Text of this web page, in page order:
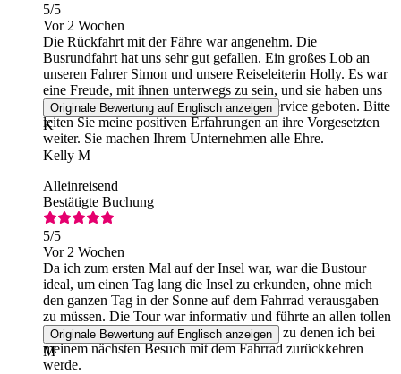
5/5
Vor 2 Wochen
Die Rückfahrt mit der Fähre war angenehm. Die
Busrundfahrt hat uns sehr gut gefallen. Ein großes Lob an
unseren Fahrer Simon und unsere Reiseleiterin Holly. Es war
eine Freude, mit ihnen unterwegs zu sein, und sie haben uns
einen angenehmen und professionellen Service geboten. Bitte
leiten Sie meine positiven Erfahrungen an ihre Vorgesetzten
weiter. Sie machen Ihrem Unternehmen alle Ehre.
Originale Bewertung auf Englisch anzeigen
K
Kelly M
Alleinreisend
Bestätigte Buchung
5/5
Vor 2 Wochen
Da ich zum ersten Mal auf der Insel war, war die Bustour
ideal, um einen Tag lang die Insel zu erkunden, ohne mich
den ganzen Tag in der Sonne auf dem Fahrrad verausgaben
zu müssen. Die Tour war informativ und führte an allen tollen
Stränden und Sehenswürdigkeiten vorbei, zu denen ich bei
meinem nächsten Besuch mit dem Fahrrad zurückkehren
werde.
Originale Bewertung auf Englisch anzeigen
M